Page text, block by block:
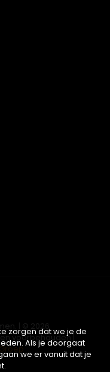
| © 2026
voorbehouden |
zorgen dat we je de
Als je doorgaat
we er vanuit dat je